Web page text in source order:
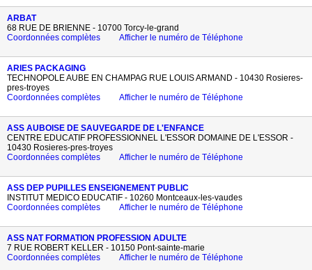
ARBAT
68 RUE DE BRIENNE - 10700 Torcy-le-grand
Coordonnées complètes
Afficher le numéro de Téléphone
ARIES PACKAGING
TECHNOPOLE AUBE EN CHAMPAG RUE LOUIS ARMAND - 10430 Rosieres-
pres-troyes
Coordonnées complètes
Afficher le numéro de Téléphone
ASS AUBOISE DE SAUVEGARDE DE L'ENFANCE
CENTRE EDUCATIF PROFESSIONNEL L'ESSOR DOMAINE DE L'ESSOR -
10430 Rosieres-pres-troyes
Coordonnées complètes
Afficher le numéro de Téléphone
ASS DEP PUPILLES ENSEIGNEMENT PUBLIC
INSTITUT MEDICO EDUCATIF - 10260 Montceaux-les-vaudes
Coordonnées complètes
Afficher le numéro de Téléphone
ASS NAT FORMATION PROFESSION ADULTE
7 RUE ROBERT KELLER - 10150 Pont-sainte-marie
Coordonnées complètes
Afficher le numéro de Téléphone